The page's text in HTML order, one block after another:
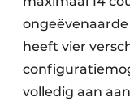
heeft vier
volledig aan